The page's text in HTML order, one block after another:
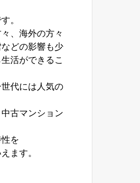
。
、海外の方々
どの影響も少
活ができるこ
代には人気の
古マンション
を
ます。